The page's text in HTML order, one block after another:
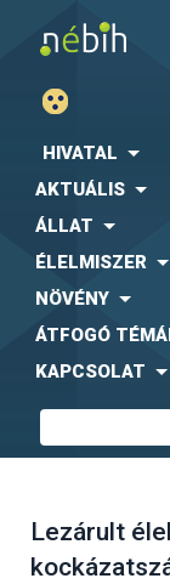
HIVATAL
AKTUÁLIS
ÁLLAT
ÉLELMISZER
NÖVÉNY
ÁTFOGÓ
KAPCSOLAT
Lezárult